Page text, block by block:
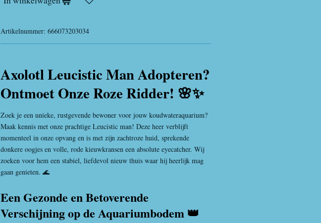
Artikelnummer: 666073203034
Axolotl Leucistic Man Adopteren?
Ontmoet Onze Roze Ridder! 🌸✨
Zoek je een unieke, rustgevende bewoner voor jouw koudwateraquarium?
Maak kennis met onze prachtige Leucistic man! Deze heer verblijft
momenteel in onze opvang en is met zijn zachtroze huid, sprekende
donkere oogjes en volle, rode kieuwkransen een absolute eyecatcher. Wij
zoeken voor hem een stabiel, liefdevol nieuw thuis waar hij heerlijk mag
gaan genieten. 🌊
Een Gezonde en Betoverende
Verschijning op de Aquariumbodem 👑